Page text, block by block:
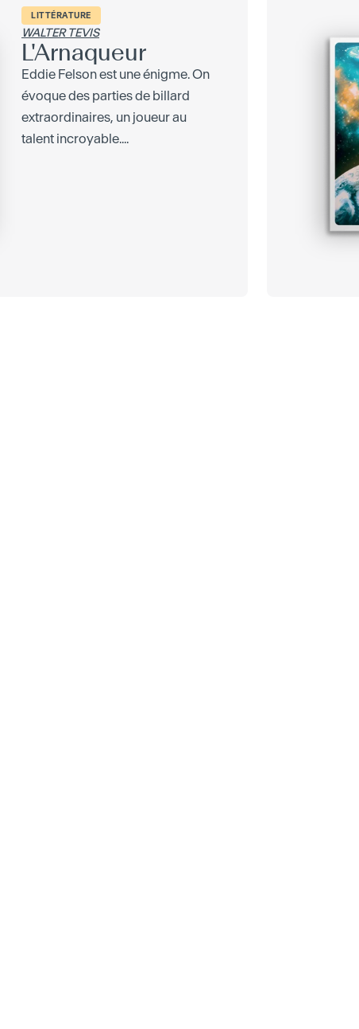
LITTÉRATURE
WALTER TEVIS
L'Arnaqueur
Eddie Felson est une énigme. On
évoque des parties de billard
extraordinaires, un joueur au
talent incroyable....